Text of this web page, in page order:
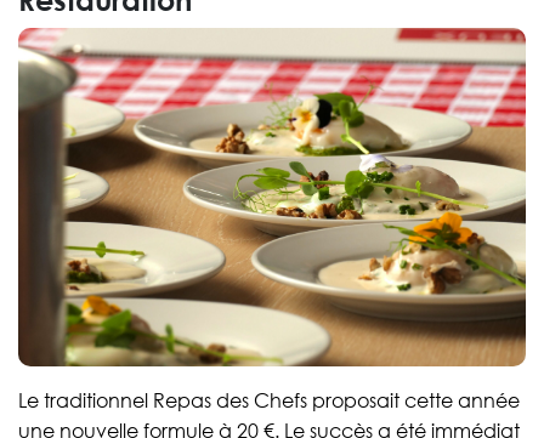
Le traditionnel Repas des Chefs proposait cette année
une nouvelle formule à 20 €. Le succès a été immédiat